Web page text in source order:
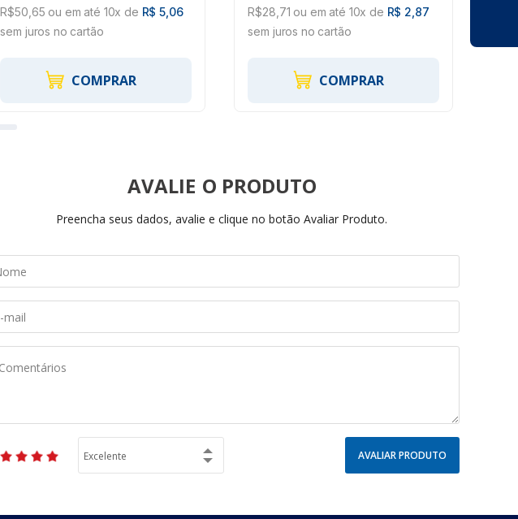
R$50,65 ou em até 10x de R$ 5,06
sem juros no cartão
COMPRAR
R$28,71 ou em até 10x de R$ 2,87
sem juros no cartão
COMPRAR
AVALIE
Preencha seus dados, avalie e clique no botão Avaliar Produto.
AVALIAR PRODUTO